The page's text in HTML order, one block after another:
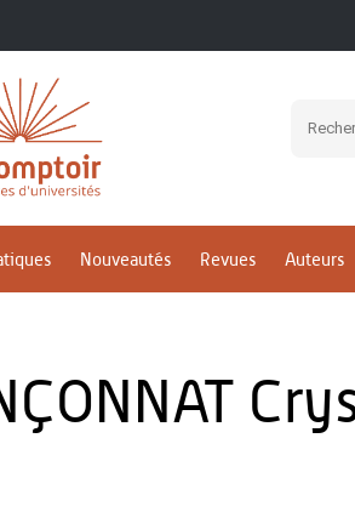
Nouveautés Revues Auteurs